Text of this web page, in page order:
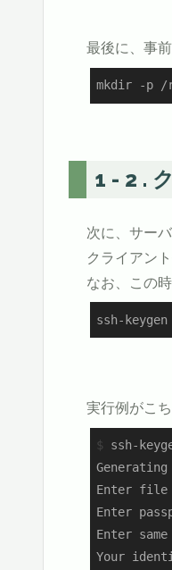
最後に、事
mkdir -p /
1-2.
次に、サー
クライアン
なお、この
ssh-
実行例がこち
$ ssh-
Enter file
Enter
Enter
Your